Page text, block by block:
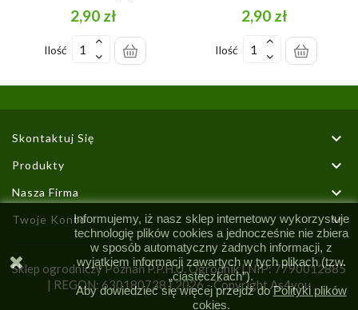
2,90 zł
Ilość
2,90 zł
Ilość
Skontaktuj Się 
Produkty 
Nasza Firma 
Twoje Konto 
Informujemy, iż nasz sklep internetowy wykorzystuje
technologię plików cookies a jednocześnie nie zbiera
w sposób automatyczny żadnych informacji, z
wyjątkiem informacji zawartych w tych plikach (tzw.
„ciasteczkach”).
Aby dowiedzieć się więcej przejdź doPolityki plików
cokies.
Sklep ogrodniczy Poznań P.P.H.U. Ogrodnik | NIP: 7790012885
| REGON: 630180738 |2026 - Copyright As4you